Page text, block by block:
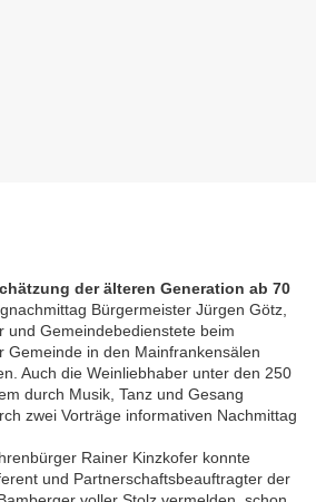
der älteren Generation ab 70
Bürgermeister Jürgen Götz,
und Gemeindebedienstete beim
Gemeinde in den Mainfrankensälen
Auch die Weinliebhaber unter den 250
durch Musik, Tanz und Gesang
zwei Vorträge informativen Nachmittag
Rainer Kinzkofer konnte
und Partnerschaftsbeauftragter der